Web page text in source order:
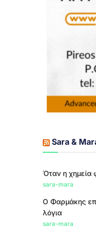
Sara &
Όταν η χημεία
sara-mara
Ο Φαρμάκης
λόγια
sara-mara